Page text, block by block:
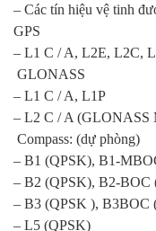
– Các tín hiệu vệ tinh
GPS
– L1 C / A, L2E, L2C,
GLONASS
– L1 C / A, L1P
– L2 C / A (GLONASS
Compass: (dự phòng)
– B1 (QPSK), B1-
– B2 (QPSK), B2-BOC
– B3 (QPSK ), B3BOC
– L5 (QPSK)